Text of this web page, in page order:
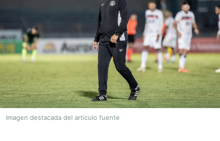
Imagen destacada del articulo fuente